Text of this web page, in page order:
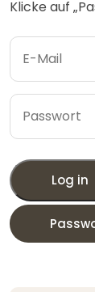
Klicke auf
Log in